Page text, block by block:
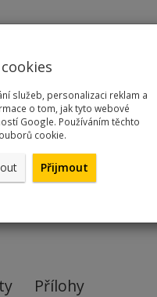
většiny moderních
ks. Rozměry v x š x h =
zvýšená hrana brání
nožky. Max.
Přílohy
služeb, personalizaci reklam a
o tom, jak tyto webové
Google. Používáním těchto
cookie.
Přijmout